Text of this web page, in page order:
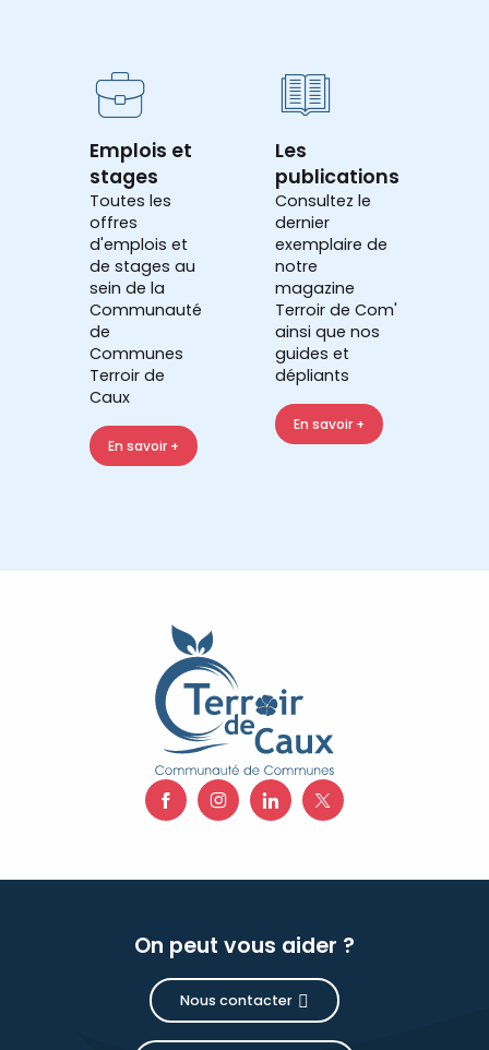
Emplois et
stages
Toutes les
offres
d'emplois et
de stages au
sein de la
Communauté
de
Communes
Terroir de
Caux
En savoir +
Les
publications
Consultez le
dernier
exemplaire de
notre
magazine
Terroir de Com'
ainsi que nos
guides et
dépliants
En savoir +
On peut vous aider ?
Nous contacter